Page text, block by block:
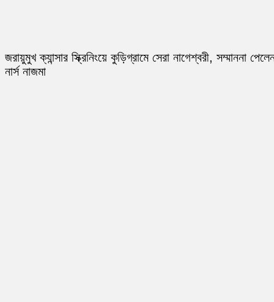
জরায়ুমুখ ক্যান্সার স্ক্রিনিংয়ে কুড়িগ্রামে সেরা নাগেশ্বরী, সম্মাননা
নার্স নাজমা